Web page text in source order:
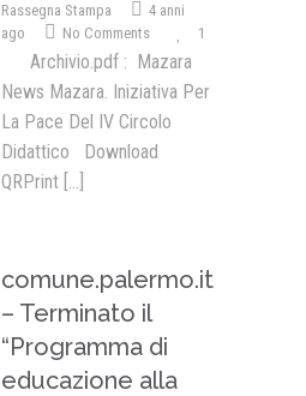
Rassegna Stampa
4 anni
ago
No Comments 1
Archivio.pdf : Mazara
News Mazara. Iniziativa Per
La Pace Del IV Circolo
Didattico Download
QRPrint [...]
comune.palermo.it
– Terminato il
“Programma di
educazione alla